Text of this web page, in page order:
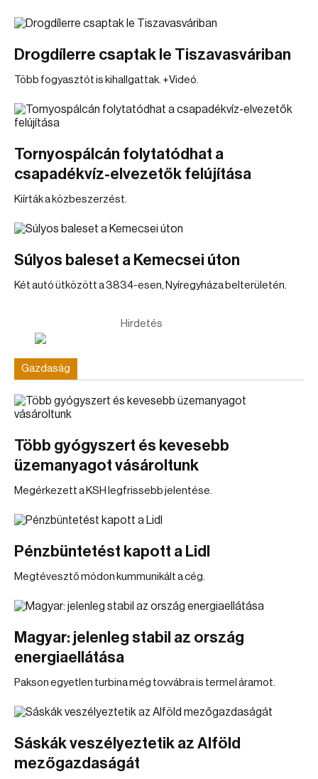
Drogdílerre csaptak le Tiszavasváriban
Több fogyasztót is kihallgattak. +Videó.
Tornyospálcán folytatódhat a
csapadékvíz-elvezetők felújítása
Kiírták a közbeszerzést.
Súlyos baleset a Kemecsei úton
Két autó ütközött a 3834-esen, Nyíregyháza belterületén.
Hirdetés
Gazdaság
Több gyógyszert és kevesebb
üzemanyagot vásároltunk
Megérkezett a KSH legfrissebb jelentése.
Pénzbüntetést kapott a Lidl
Megtévesztő módon kummunikált a cég.
Magyar: jelenleg stabil az ország
energiaellátása
Pakson egyetlen turbina még tovvábra is termel áramot.
Sáskák veszélyeztetik az Alföld
mezőgazdaságát